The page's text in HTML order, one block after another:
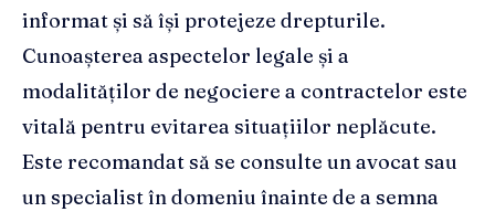
informat și să își protejeze drepturile.
Cunoașterea aspectelor legale și a
modalităților de negociere a contractelor este
vitală pentru evitarea situațiilor neplăcute.
Este recomandat să se consulte un avocat sau
un specialist în domeniu înainte de a semna